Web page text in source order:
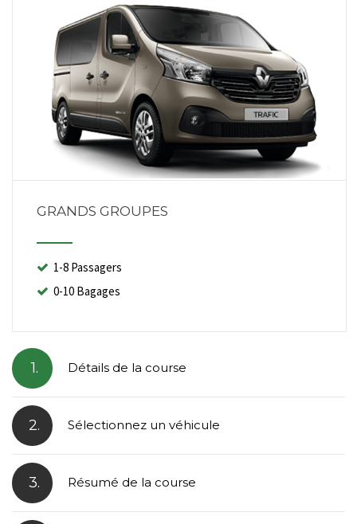
GRANDS GROUPES
1-8 Passagers
0-10 Bagages
1. Détails de la course
2. Sélectionnez un véhicule
3. Résumé de la course